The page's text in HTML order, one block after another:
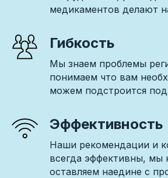
медикаментов делают
Гибкость
Мы знаем проблемы
понимаем что вам
можем подстроится
Эффективность
Наши рекомендации и
всегда эффективны, мы
оставляем наедине с